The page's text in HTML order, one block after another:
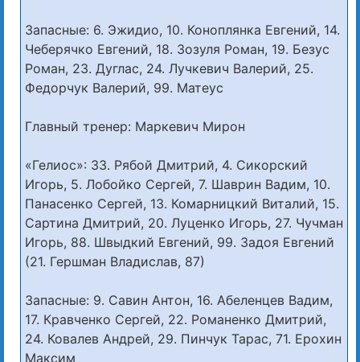
Запасные: 6. Эжидио, 10. Коноплянка Евгений, 14.
Чеберячко Евгений, 18. Зозуля Роман, 19. Безус
Роман, 23. Дуглас, 24. Лучкевич Валерий, 25.
Федорчук Валерий, 99. Матеус
Главный тренер: Маркевич Мирон
«Гелиос»: 33. Рябой Дмитрий, 4. Сикорский
Игорь, 5. Лобойко Сергей, 7. Шаврин Вадим, 10.
Панасенко Сергей, 13. Комарницкий Виталий, 15.
Сартина Дмитрий, 20. Луценко Игорь, 27. Чучман
Игорь, 88. Швыдкий Евгений, 99. Задоя Евгений
(21. Гершман Владислав, 87)
Запасные: 9. Савин Антон, 16. Абеленцев Вадим,
17. Кравченко Сергей, 22. Романенко Дмитрий,
24. Ковалев Андрей, 29. Пинчук Тарас, 71. Ерохин
Максим